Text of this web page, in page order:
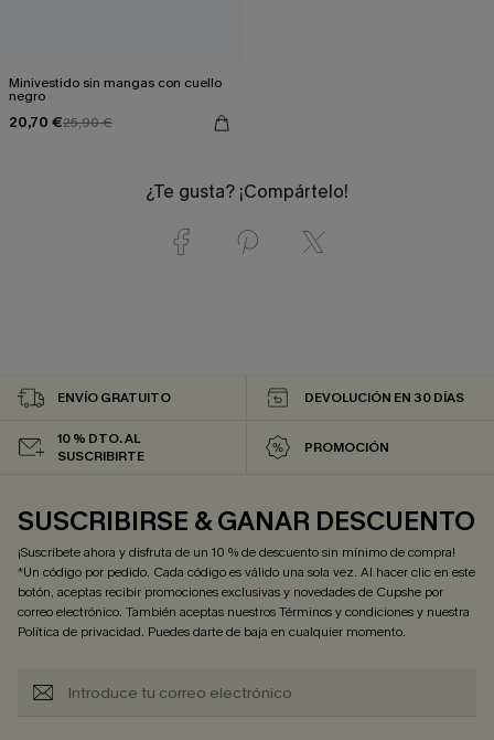
Minivestido sin mangas con cuello
negro
20,70 €25,90 €
¿Te gusta? ¡Compártelo!
ENVÍO GRATUITO DEVOLUCIÓN EN 30 DÍAS
10 % DTO. AL
SUSCRIBIRTE
PROMOCIÓN
SUSCRIBIRSE & GANAR DESCUENTO
¡Suscríbete ahora y disfruta de un 10 % de descuento sin mínimo de compra!
*Un código por pedido. Cada código es válido una sola vez. Al hacer clic en este
botón, aceptas recibir promociones exclusivas y novedades de Cupshe por
correo electrónico. También aceptas nuestrosTérminos y condicionesy nuestra
Política de privacidad. Puedes darte de baja en cualquier momento.